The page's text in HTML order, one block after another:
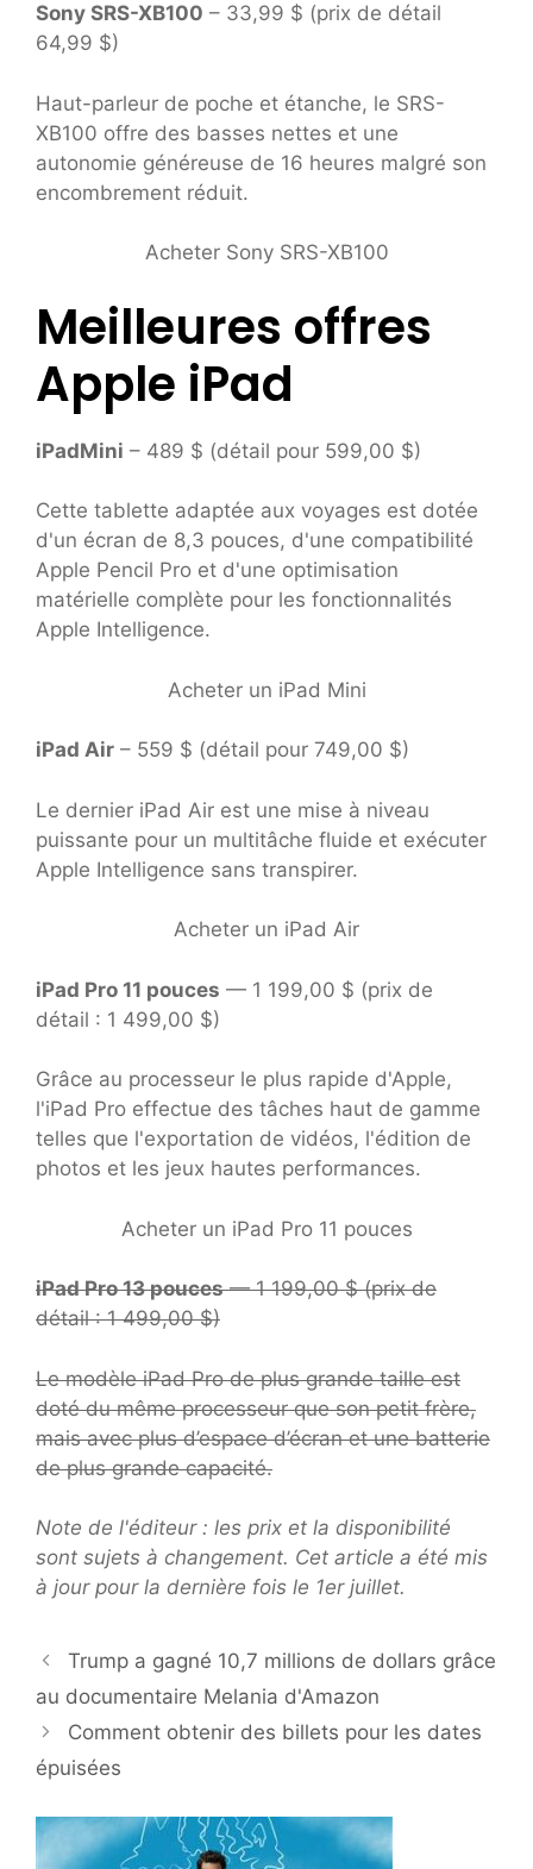
Sony SRS-XB100 – 33,99 $ (prix de détail
64,99 $)
Haut-parleur de poche et étanche, le SRS-
XB100 offre des basses nettes et une
autonomie généreuse de 16 heures malgré son
encombrement réduit.
Acheter Sony SRS-XB100
Meilleures offres
Apple iPad
iPadMini – 489 $ (détail pour 599,00 $)
Cette tablette adaptée aux voyages est dotée
d'un écran de 8,3 pouces, d'une compatibilité
Apple Pencil Pro et d'une optimisation
matérielle complète pour les fonctionnalités
Apple Intelligence.
Acheter un iPad Mini
iPad Air – 559 $ (détail pour 749,00 $)
Le dernier iPad Air est une mise à niveau
puissante pour un multitâche fluide et exécuter
Apple Intelligence sans transpirer.
Acheter un iPad Air
iPad Pro 11 pouces — 1 199,00 $ (prix de
détail : 1 499,00 $)
Grâce au processeur le plus rapide d'Apple,
l'iPad Pro effectue des tâches haut de gamme
telles que l'exportation de vidéos, l'édition de
photos et les jeux hautes performances.
Acheter un iPad Pro 11 pouces
iPad Pro 13 pouces— 1 199,00 $ (prix de
détail : 1 499,00 $)
Le modèle iPad Pro de plus grande taille est
doté du même processeur que son petit frère,
mais avec plus d’espace d’écran et une batterie
de plus grande capacité.
Note de l'éditeur : les prix et la disponibilité
sont sujets à changement. Cet article a été mis
à jour pour la dernière fois le 1er juillet.
Trump a gagné 10,7 millions de dollars grâce
au documentaire Melania d'Amazon
Comment obtenir des billets pour les dates
épuisées